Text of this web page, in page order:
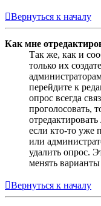
Вернуться к началу
Как мне
Так же, как и
только их
перейдите к
опрос всегда
проголосовать,
если кто-то уже
или
удалить опрос.
менять
Вернуться к началу